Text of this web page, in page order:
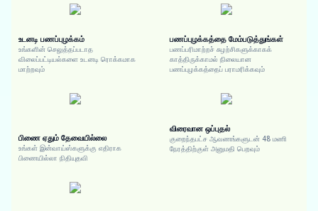
உடனடி பணப்புழக்கம்
உங்களின் செலுத்தப்படாத
விலைப்பட்டியல்களை உடனடி ரொக்கமாக
மாற்றவும்
பணப்புழக்கத்தை மேம்படுத்துங்கள்
பணப்பரிமாற்றச் சுழற்சிகளுக்காகக்
காத்திருக்காமல் நிலையான
பணப்புழக்கத்தைப் பராமரிக்கவும்
பிணை ஏதும் தேவையில்லை
உங்கள் இன்வாய்ஸ்களுக்கு எதிராக
பிணையில்லா நிதியுதவி
விரைவான ஒப்புதல்
குறைந்தபட்ச ஆவணங்களுடன் 48 மணி
நேரத்திற்குள் அனுமதி பெறவும்